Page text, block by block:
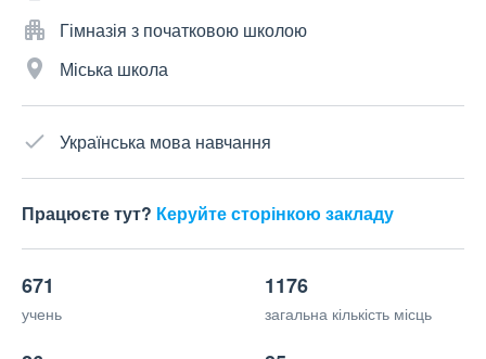
Гімназія з початковою школою
Міська школа
Українська мова навчання
Працюєте тут? Керуйте сторінкою закладу
671
учень
1176
загальна кількість місць